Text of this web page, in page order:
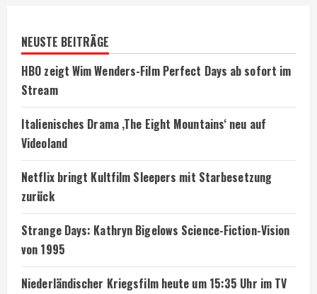
NEUSTE BEITRÄGE
HBO zeigt Wim Wenders-Film Perfect Days ab sofort im
Stream
Italienisches Drama ‚The Eight Mountains‘ neu auf
Videoland
Netflix bringt Kultfilm Sleepers mit Starbesetzung
zurück
Strange Days: Kathryn Bigelows Science-Fiction-Vision
von 1995
Niederländischer Kriegsfilm heute um 15:35 Uhr im TV